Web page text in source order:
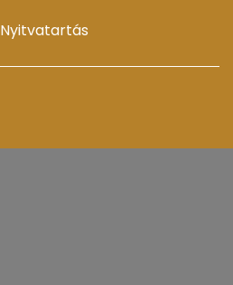
Nyitvatartás